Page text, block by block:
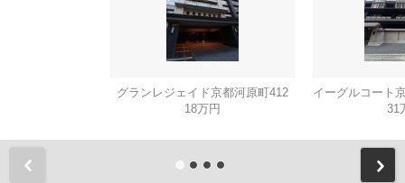
グランレジェイド京都河原町412
18万円
31